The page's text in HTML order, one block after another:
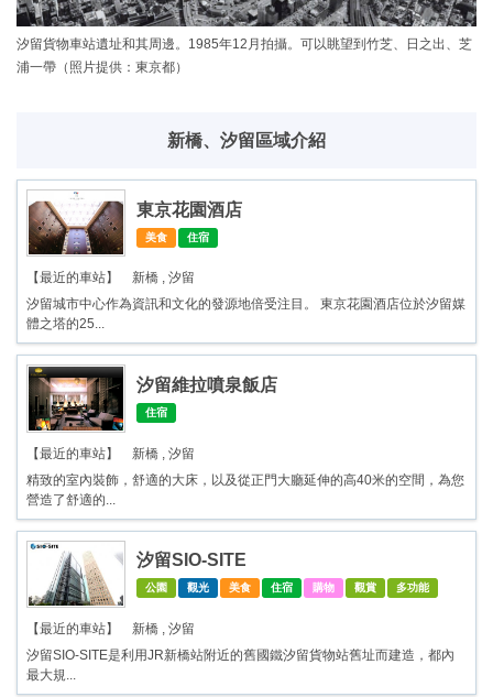
汐留貨物車站遺址和其周邊。1985年12月拍攝。可以眺望到竹芝、日之出、芝
浦一帶（照片提供：東京都）
新橋、汐留區域介紹
東京花園酒店
美食 住宿
【最近的車站】 新橋 , 汐留
汐留城市中心作為資訊和文化的發源地倍受注目。 東京花園酒店位於汐留媒
體之塔的25...
汐留維拉噴泉飯店
住宿
【最近的車站】 新橋 , 汐留
精致的室內裝飾，舒適的大床，以及從正門大廳延伸的高40米的空間，為您
營造了舒適的...
汐留SIO-SITE
公園 觀光 美食 住宿 購物 觀賞 多功能
【最近的車站】 新橋 , 汐留
汐留SIO-SITE是利用JR新橋站附近的舊國鐵汐留貨物站舊址而建造，都內
最大規...